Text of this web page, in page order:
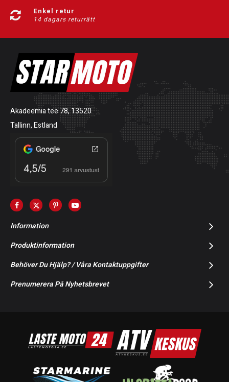
Enkel retur
14 dagars returrätt
Akadeemia tee 78, 13520
Tallinn, Estland
Information
Produktinformation
Behöver Du Hjälp? / Våra Kontaktuppgifter
Prenumerera På Nyhetsbrevet